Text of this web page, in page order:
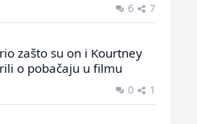
6 7
zašto su on i Kourtney
o pobačaju u filmu
0 1